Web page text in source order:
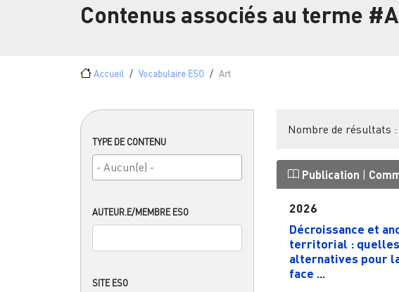
Contenus associés au terme
Fil d'Ariane
Accueil Vocabulaire ESO Art
TYPE DE CONTENU
AUTEUR.E/MEMBRE ESO
SITE ESO
Nombre de résultats :
Publication |
2026
Décroissance et
territorial : quelles
alternatives pour
face ...